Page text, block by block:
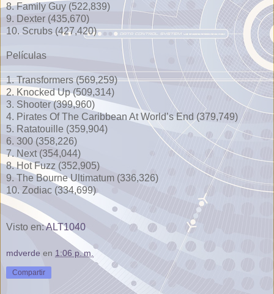
8. Family Guy (522,839)
9. Dexter (435,670)
10. Scrubs (427,420)
Películas
1. Transformers (569,259)
2. Knocked Up (509,314)
3. Shooter (399,960)
4. Pirates Of The Caribbean At World’s End (379,749)
5. Ratatouille (359,904)
6. 300 (358,226)
7. Next (354,044)
8. Hot Fuzz (352,905)
9. The Bourne Ultimatum (336,326)
10. Zodiac (334,699)
Visto en:ALT1040
mdverde en 1:06 p. m.
Compartir